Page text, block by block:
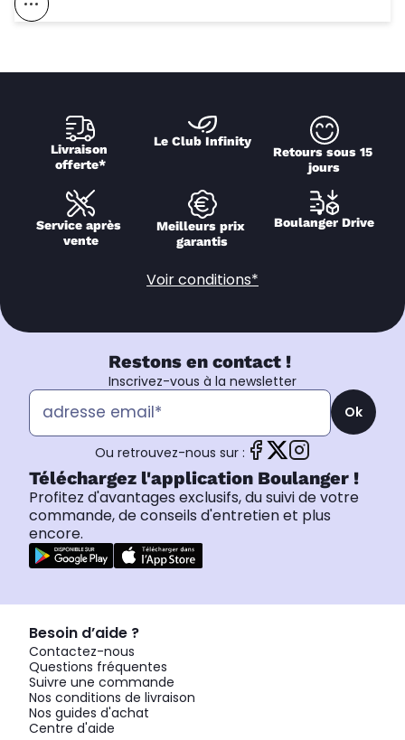
Voir Ce Magasin Sur La Carte
Livraison
offerte*
Le Club Infinity
Retours sous 15
jours
Service après
vente
Meilleurs prix
garantis
Boulanger Drive
Voir conditions*
Restons en contact !
Inscrivez-vous à la newsletter
Ok
Ou retrouvez-nous sur :
Téléchargez l'application Boulanger !
Profitez d'avantages exclusifs, du suivi de votre
commande, de conseils d'entretien et plus
encore.
Besoin d’aide ?
Contactez-nous
Questions fréquentes
Suivre une commande
Nos conditions de livraison
Nos guides d'achat
Centre d'aide